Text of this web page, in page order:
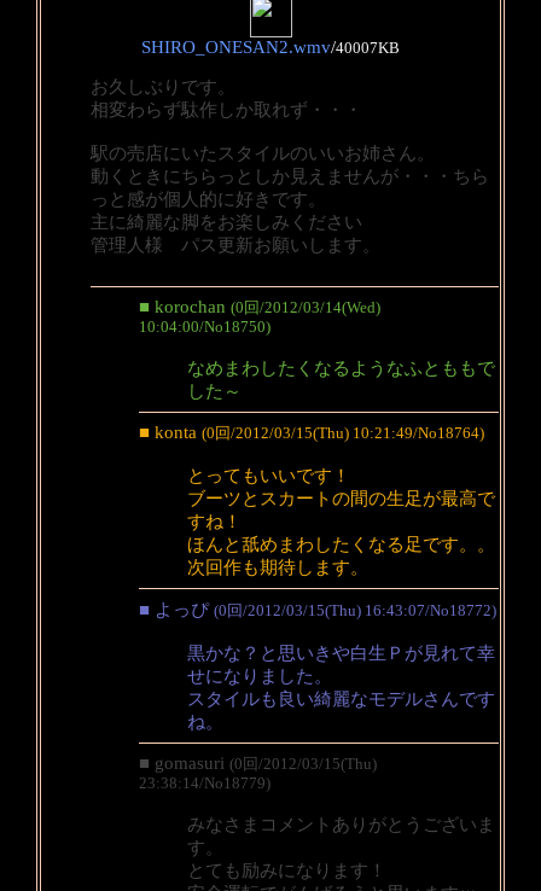
SHIRO_ONESAN2.wmv/40007KB
お久しぶりです。
相変わらず駄作しか取れず・・・
駅の売店にいたスタイルのいいお姉さん。
動くときにちらっとしか見えませんが・・・ちら
っと感が個人的に好きです。
主に綺麗な脚をお楽しみください
管理人様 パス更新お願いします。
■ korochan (0回/2012/03/14(Wed)
10:04:00/No18750)
なめまわしたくなるようなふとももで
した～
■ konta (0回/2012/03/15(Thu) 10:21:49/No18764)
とってもいいです！
ブーツとスカートの間の生足が最高で
すね！
ほんと舐めまわしたくなる足です。。
次回作も期待します。
■ よっぴ (0回/2012/03/15(Thu) 16:43:07/No18772)
黒かな？と思いきや白生Ｐが見れて幸
せになりました。
スタイルも良い綺麗なモデルさんです
ね。
■ gomasuri (0回/2012/03/15(Thu)
23:38:14/No18779)
みなさまコメントありがとうございま
す。
とても励みになります！